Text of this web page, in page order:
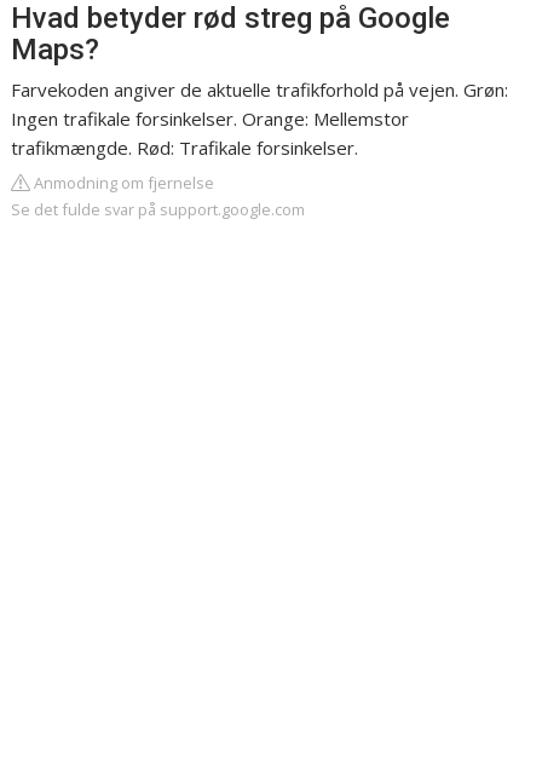
Hvad betyder rød streg på Google
Maps?
Farvekoden angiver de aktuelle trafikforhold på vejen. Grøn:
Ingen trafikale forsinkelser. Orange: Mellemstor
trafikmængde. Rød: Trafikale forsinkelser.
Anmodning om fjernelse
Se det fulde svar på support.google.com